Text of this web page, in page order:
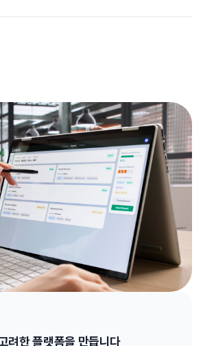
려한 플랫폼을 만듭니다